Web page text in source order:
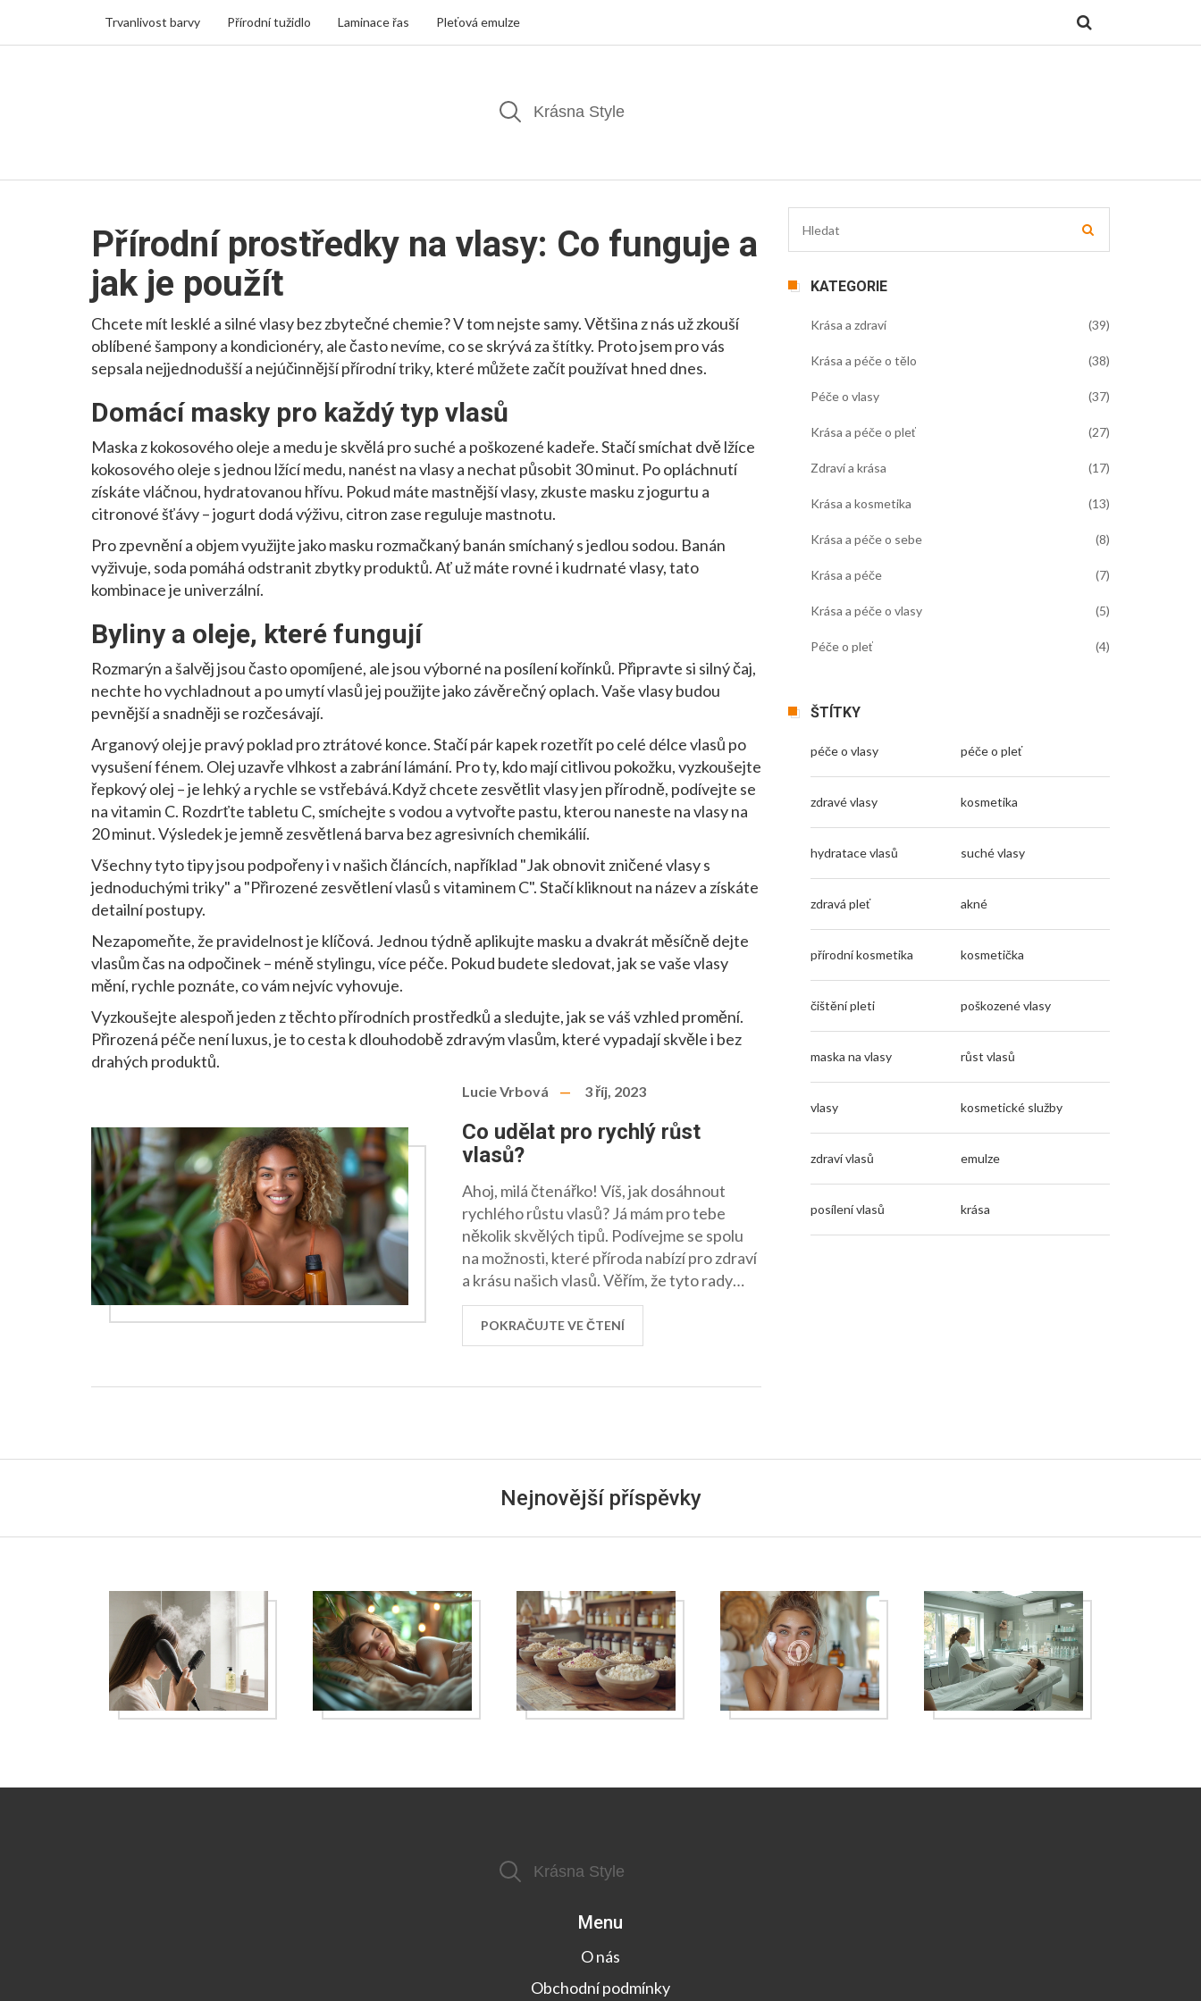
Trvanlivost barvy Přírodní tužidlo Laminace řas Pleťová emulze
Přírodní prostředky na vlasy: Co funguje a
jak je použít
Chcete mít lesklé a silné vlasy bez zbytečné chemie? V tom nejste samy. Většina z nás už zkouší
oblíbené šampony a kondicionéry, ale často nevíme, co se skrývá za štítky. Proto jsem pro vás
sepsala nejjednodušší a nejúčinnější přírodní triky, které můžete začít používat hned dnes.
Domácí masky pro každý typ vlasů
Maska z kokosového oleje a medu je skvělá pro suché a poškozené kadeře. Stačí smíchat dvě lžíce
kokosového oleje s jednou lžící medu, nanést na vlasy a nechat působit 30 minut. Po opláchnutí
získáte vláčnou, hydratovanou hřívu. Pokud máte mastnější vlasy, zkuste masku z jogurtu a
citronové šťávy – jogurt dodá výživu, citron zase reguluje mastnotu.
Pro zpevnění a objem využijte jako masku rozmačkaný banán smíchaný s jedlou sodou. Banán
vyživuje, soda pomáhá odstranit zbytky produktů. Ať už máte rovné i kudrnaté vlasy, tato
kombinace je univerzální.
Byliny a oleje, které fungují
Rozmarýn a šalvěj jsou často opomíjené, ale jsou výborné na posílení kořínků. Připravte si silný čaj,
nechte ho vychladnout a po umytí vlasů jej použijte jako závěrečný oplach. Vaše vlasy budou
pevnější a snadněji se rozčesávají.
Arganový olej je pravý poklad pro ztrátové konce. Stačí pár kapek rozetřít po celé délce vlasů po
vysušení fénem. Olej uzavře vlhkost a zabrání lámání. Pro ty, kdo mají citlivou pokožku, vyzkoušejte
řepkový olej – je lehký a rychle se vstřebává.Když chcete zesvětlit vlasy jen přírodně, podívejte se
na vitamin C. Rozdrťte tabletu C, smíchejte s vodou a vytvořte pastu, kterou naneste na vlasy na
20 minut. Výsledek je jemně zesvětlená barva bez agresivních chemikálií.
Všechny tyto tipy jsou podpořeny i v našich článcích, například "Jak obnovit zničené vlasy s
jednoduchými triky" a "Přirozené zesvětlení vlasů s vitaminem C". Stačí kliknout na název a získáte
detailní postupy.
Nezapomeňte, že pravidelnost je klíčová. Jednou týdně aplikujte masku a dvakrát měsíčně dejte
vlasům čas na odpočinek – méně stylingu, více péče. Pokud budete sledovat, jak se vaše vlasy
mění, rychle poznáte, co vám nejvíc vyhovuje.
Vyzkoušejte alespoň jeden z těchto přírodních prostředků a sledujte, jak se váš vzhled promění.
Přirozená péče není luxus, je to cesta k dlouhodobě zdravým vlasům, které vypadají skvěle i bez
drahých produktů.
Lucie Vrbová 3 říj, 2023
Co udělat pro rychlý růst
vlasů?
Ahoj, milá čtenářko! Víš, jak dosáhnout
rychlého růstu vlasů? Já mám pro tebe
několik skvělých tipů. Podívejme se spolu
na možnosti, které příroda nabízí pro zdraví
a krásu našich vlasů. Věřím, že tyto rady
změní tvou péči o vlasy k lepšímu a
pomohou ti dosáhnout tvých cílů.
POKRAČUJTE VE ČTENÍ
KATEGORIE
Krása a zdraví (39)
Krása a péče o tělo (38)
Péče o vlasy (37)
Krása a péče o pleť (27)
Zdraví a krása (17)
Krása a kosmetika (13)
Krása a péče o sebe (8)
Krása a péče (7)
Krása a péče o vlasy (5)
Péče o pleť (4)
ŠTÍTKY
péče o vlasy péče o pleť
zdravé vlasy kosmetika
hydratace vlasů suché vlasy
zdravá pleť akné
přírodní kosmetika kosmetička
čištění pleti poškozené vlasy
maska na vlasy růst vlasů
vlasy kosmetické služby
zdraví vlasů emulze
posílení vlasů krása
Nejnovější příspěvky
Menu
O nás
Obchodní podmínky